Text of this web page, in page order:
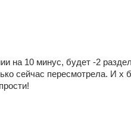
на 10 минус, будет -2
сейчас пересмотрела. И х